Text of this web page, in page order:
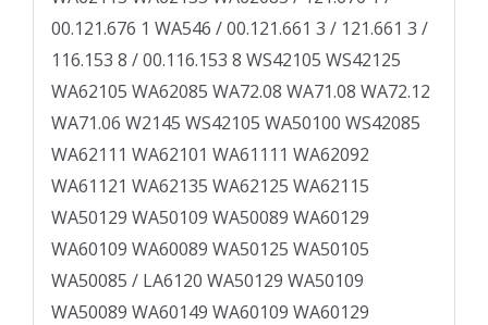
00.121.676 1 WA546 / 00.121.661 3 / 121.661 3 /
116.153 8 / 00.116.153 8 WS42105 WS42125
WA62105 WA62085 WA72.08 WA71.08 WA72.12
WA71.06 W2145 WS42105 WA50100 WS42085
WA62111 WA62101 WA61111 WA62092
WA61121 WA62135 WA62125 WA62115
WA50129 WA50109 WA50089 WA60129
WA60109 WA60089 WA50125 WA50105
WA50085 / LA6120 WA50129 WA50109
WA50089 WA60149 WA60109 WA60129